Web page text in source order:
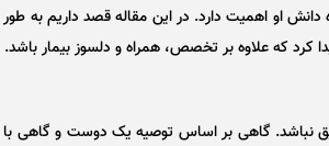
او اهمیت دارد. در این مقاله قصد داریم به طور
که علاوه بر تخصص، همراه و دلسوز بیمار باشد.
نباشد. گاهی بر اساس توصیه یک دوست و گاهی با